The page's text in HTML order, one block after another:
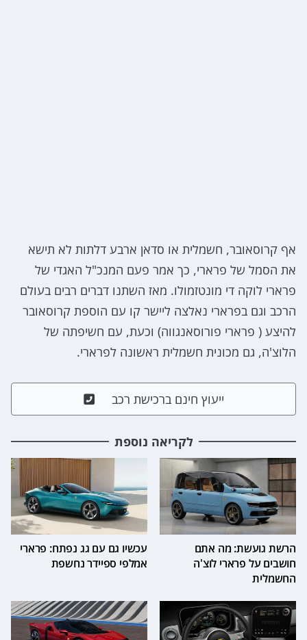
אף קרוסאובר, חשמלית או סדאן ארבע דלתות לא תישא
את הסמל של פרארי, כך אמר פעם המנכ"ל האגדי של
פרארי לוקה די מונטזמולו. מאז השתנו דברים רבים בעולם
הרכב וגם בפרארי נאלצה ליישר קו עם הוספת קרוסאובר
להיצע ( פרארי פורוסאנגווה) וכעת, עם חשיפתה של
הלוצ'ה, גם מכונית חשמלית ראשונה לפרארי.
ייעוץ חינם ברכישת רכב
לקריאה נוספת
הרשת גועשת: מה אתם
חושבים על פרארי לוצ'ה
החשמלית
עכשיו גם עם גג נפתח: פרארי
אמלפי ספיידר נחשפת